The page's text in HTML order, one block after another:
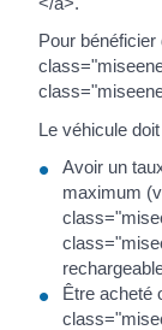
Pour
Le véhicule
Avoir un
maximum
Être acheté